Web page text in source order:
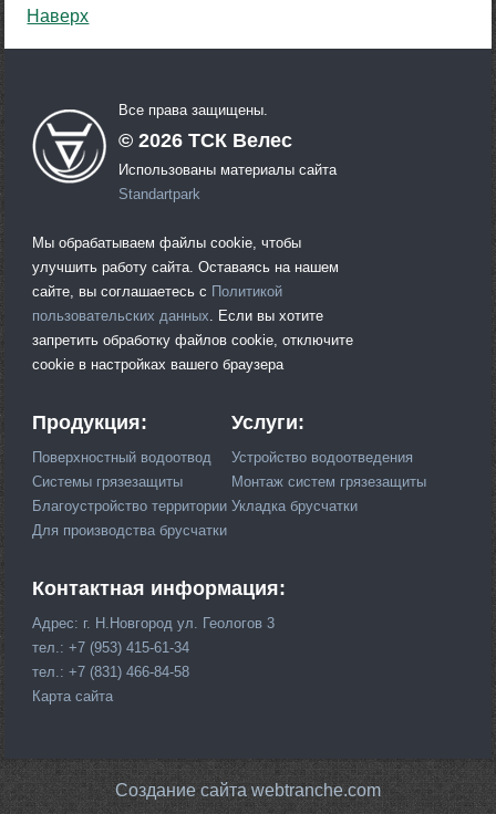
Наверх
Все права защищены.
©2026 ТСК Велес
Использованы материалы сайта
Standartpark
Мы обрабатываем файлы cookie, чтобы
улучшить работу сайта. Оставаясь на нашем
сайте, вы соглашаетесь с Политикой
пользовательских данных . Если вы хотите
запретить обработку файлов cookie, отключите
cookie в настройках вашего браузера
Продукция:
Поверхностный водоотвод
Системы грязезащиты
Благоустройство территории
Для производства брусчатки
Услуги:
Устройство водоотведения
Монтаж систем грязезащиты
Укладка брусчатки
Контактная информация:
Адрес: г. Н.Новгород ул. Геологов 3
тел.: +7 (953) 415-61-34
тел.: +7 (831) 466-84-58
Карта сайта
Создание сайта webtranche.com